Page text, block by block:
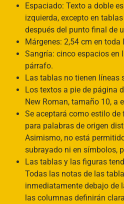
Espaciado: Texto a doble
izquierda, excepto en
después del punto final de
Márgenes: 2,54 cm en toda
Sangría: cinco espacios en
párrafo.
Las tablas no tienen líneas
Los textos a pie de página
New Roman, tamaño 10, a
Se aceptará como estilo
para palabras de origen
Asimismo, no está
subrayado ni en símbolos,
Las tablas y las figuras
Todas las notas de las
inmediatamente debajo de
las columnas definirán